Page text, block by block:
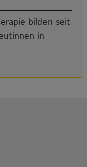
bilden seit
in